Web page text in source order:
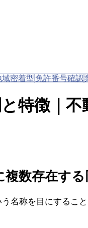
域密着型 免許番号確認
特徴｜
数存在す
名称を目にするこ